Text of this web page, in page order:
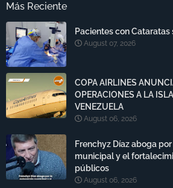
Más Reciente
Pacientes con Cataratas
August 07, 2026
COPA AIRLINES
OPERACIONES A LA
VENEZUELA
August 06, 2026
Frenchyz Díaz aboga
municipal y el
públicos
August 06, 2026